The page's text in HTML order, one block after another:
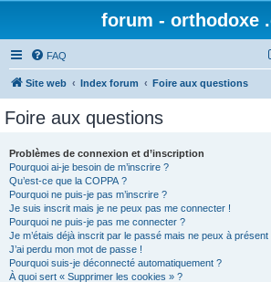
forum - orthodoxe
FAQ
Site web Index forum Foire aux questions
Foire aux questions
Problèmes de connexion et d’inscription
Pourquoi ai-je besoin de m’inscrire ?
Qu’est-ce que la COPPA ?
Pourquoi ne puis-je pas m’inscrire ?
Je suis inscrit mais je ne peux pas me connecter !
Pourquoi ne puis-je pas me connecter ?
Je m’étais déjà inscrit par le passé mais ne peux à
J’ai perdu mon mot de passe !
Pourquoi suis-je déconnecté automatiquement ?
À quoi sert « Supprimer les cookies » ?